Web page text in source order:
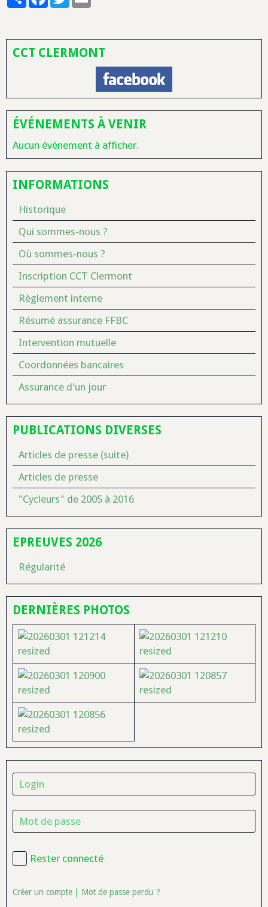
CCT CLERMONT
ÉVÉNEMENTS À VENIR
Aucun évènement à afficher.
INFORMATIONS
Historique
Qui sommes-nous ?
Où sommes-nous ?
Inscription CCT Clermont
Règlement interne
Résumé assurance FFBC
Intervention mutuelle
Coordonnées bancaires
Assurance d'un jour
PUBLICATIONS DIVERSES
Articles de presse (suite)
Articles de presse
"Cycleurs" de 2005 à 2016
EPREUVES 2026
Régularité
DERNIÈRES PHOTOS
Rester connecté
Créer un compte Mot de passe perdu ?